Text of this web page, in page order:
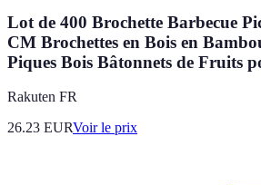
Lot de 400 Brochette Barbecue
CM Brochettes en Bois en
Piques Bois Bâtonnets de Fruits
Rakuten FR
26.23 EURVoir le prix